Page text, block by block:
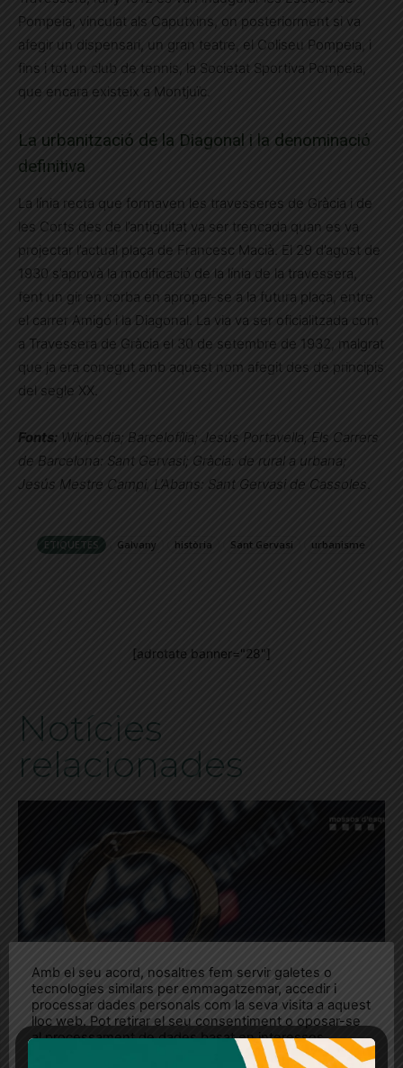
Pompeia, vinculat als Caputxins, on posteriorment si va
afegir un dispensari, un gran teatre, el Coliseu Pompeia, i
fins i tot un club de tennis, la Societat Sportiva Pompeia,
que encara existeix a Montjuïc.
La urbanització de la Diagonal i la denominació
definitiva
La línia recta que formaven les travesseres de Gràcia i de
les Corts des de l’antiguitat va ser trencada quan es va
projectar l’actual plaça de Francesc Macià. El 29 d’agost de
1930 s’aprovà la modificació de la línia de la travessera,
fent un gir en corba en apropar-se a la futura plaça, entre
el carrer Amigó i la Diagonal. La via va ser oficialitzada com
a Travessera de Gràcia el 30 de setembre de 1932, malgrat
que ja era conegut amb aquest nom afegit des de principis
del segle XX.
Fonts: Wikipedia; Barcelofília; Jesús Portavella, Els Carrers
de Barcelona: Sant Gervasi; Gràcia: de rural a urbana;
Jesús Mestre Campi, L’Abans: Sant Gervasi de Cassoles
ETIQUETES Galvany història Sant Gervasi urbanisme
[adrotate banner="28"]
Notícies
relacionades
Amb el seu acord, nosaltres fem servir galetes o
tecnologies similars per emmagatzemar, accedir i
processar dades personals com la seva visita a aquest
lloc web. Pot retirar el seu consentiment o oposar-se
al processament de dades basat en interessos
legítims en qualsevol moment fent clic a "Ajustos de